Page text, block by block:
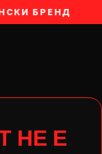
БРЕНД
НЕ Е